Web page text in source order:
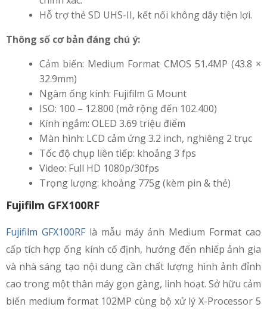
Hỗ trợ thẻ SD UHS-II, kết nối không dây tiện lợi.
Thông số cơ bản đáng chú ý:
Cảm biến: Medium Format CMOS 51.4MP (43.8 ×
32.9mm)
Ngàm ống kính: Fujifilm G Mount
ISO: 100 – 12.800 (mở rộng đến 102.400)
Kính ngắm: OLED 3.69 triệu điểm
Màn hình: LCD cảm ứng 3.2 inch, nghiêng 2 trục
Tốc độ chụp liên tiếp: khoảng 3 fps
Video: Full HD 1080p/30fps
Trọng lượng: khoảng 775g (kèm pin & thẻ)
Fujifilm GFX100RF
Fujifilm GFX100RFlà mẫu máy ảnh Medium Format cao
cấp tích hợp ống kính cố định, hướng đến nhiếp ảnh gia
và nhà sáng tạo nội dung cần chất lượng hình ảnh đỉnh
cao trong một thân máy gọn gàng, linh hoạt. Sở hữu cảm
biến medium format 102MP cùng bộ xử lý X-Processor 5